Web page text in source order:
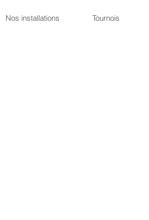
Nos installations Tournois